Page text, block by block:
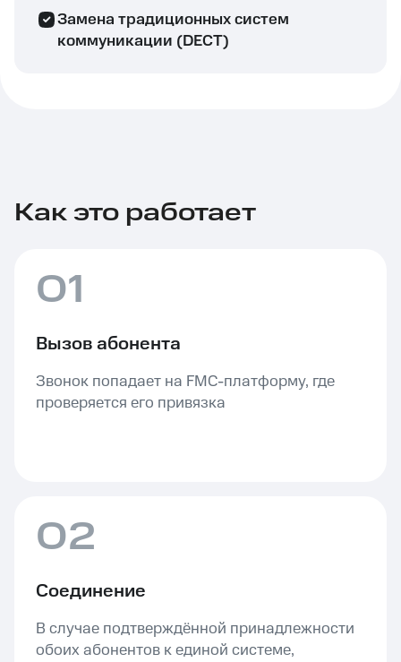
Замена традиционных систем
коммуникации (DECT)
Как это работает
01
Вызов абонента
Звонок попадает на FMC-платформу, где
проверяется его привязка
02
Соединение
В случае подтверждённой принадлежности
обоих абонентов к единой системе,